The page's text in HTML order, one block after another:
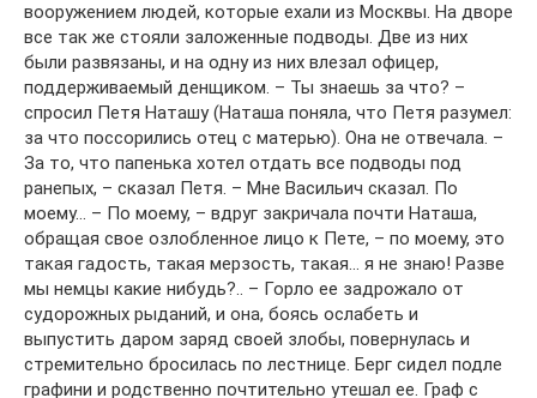
вооружением людей, которые ехали из Москвы. На дворе
все так же стояли заложенные подводы. Две из них
были развязаны, и на одну из них влезал офицер,
поддерживаемый денщиком. – Ты знаешь за что? –
спросил Петя Наташу (Наташа поняла, что Петя разумел:
за что поссорились отец с матерью). Она не отвечала. –
За то, что папенька хотел отдать все подводы под
ранепых, – сказал Петя. – Мне Васильич сказал. По
моему… – По моему, – вдруг закричала почти Наташа,
обращая свое озлобленное лицо к Пете, – по моему, это
такая гадость, такая мерзость, такая… я не знаю! Разве
мы немцы какие нибудь?.. – Горло ее задрожало от
судорожных рыданий, и она, боясь ослабеть и
выпустить даром заряд своей злобы, повернулась и
стремительно бросилась по лестнице. Берг сидел подле
графини и родственно почтительно утешал ее. Граф с